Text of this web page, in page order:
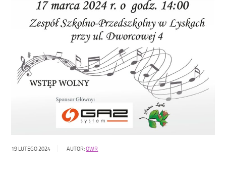
19 LUTEGO 2024 AUTOR:OWR